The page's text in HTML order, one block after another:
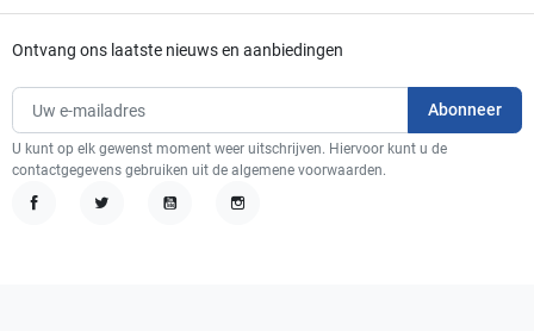
Ontvang ons laatste nieuws en aanbiedingen
U kunt op elk gewenst moment weer uitschrijven. Hiervoor kunt u de
contactgegevens gebruiken uit de algemene voorwaarden.